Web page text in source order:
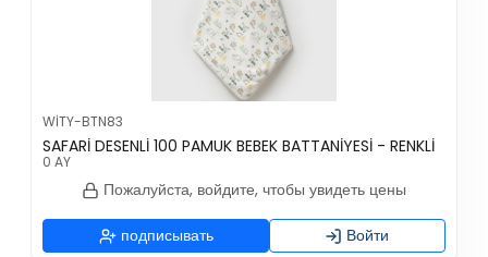
WİTY-BTN83
SAFARİ DESENLİ 100 PAMUK BEBEK BATTANİYESİ - RENKLİ
0 AY
Пожалуйста, войдите, чтобы увидеть цены
подписывать Войти